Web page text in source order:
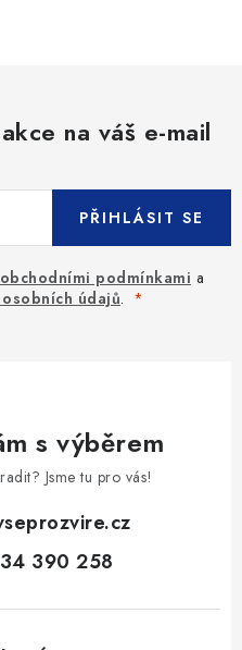
na váš e-mail
podmínkami a
údajů.
PŘIHLÁSIT SE
s výběrem
Jsme tu pro vás!
390 258